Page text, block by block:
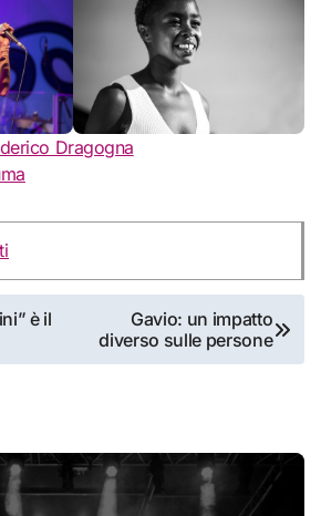
Dragogna
è il
Gavio: un impatto
diverso sulle persone